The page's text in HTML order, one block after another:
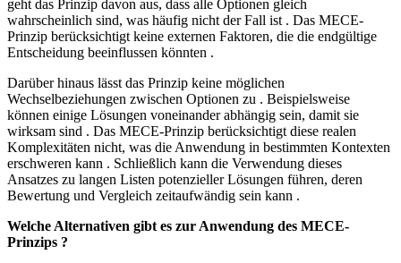
geht das Prinzip davon aus, dass alle Optionen gleich
wahrscheinlich sind, was häufig nicht der Fall ist . Das MECE-
Prinzip berücksichtigt keine externen Faktoren, die die endgültige
Entscheidung beeinflussen könnten .
Darüber hinaus lässt das Prinzip keine möglichen
Wechselbeziehungen zwischen Optionen zu . Beispielsweise
können einige Lösungen voneinander abhängig sein, damit sie
wirksam sind . Das MECE-Prinzip berücksichtigt diese realen
Komplexitäten nicht, was die Anwendung in bestimmten Kontexten
erschweren kann . Schließlich kann die Verwendung dieses
Ansatzes zu langen Listen potenzieller Lösungen führen, deren
Bewertung und Vergleich zeitaufwändig sein kann .
Welche Alternativen gibt es zur Anwendung des MECE-
Prinzips ?